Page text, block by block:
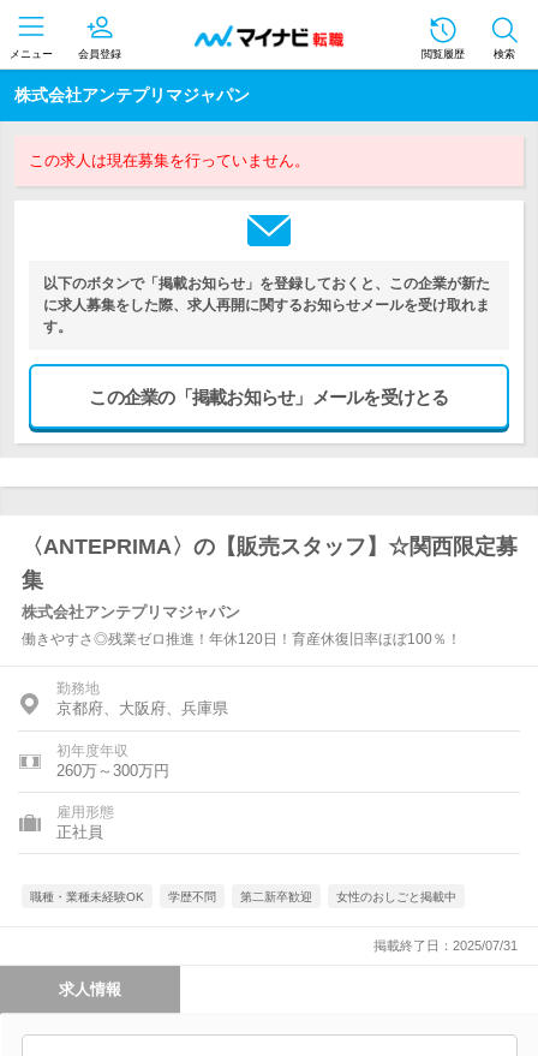
メニュー 会員登録 閲覧履歴 検索
株式会社アンテプリマジャパン
この求人は現在募集を行っていません。
以下のボタンで「掲載お知らせ」を登録しておくと、この企業が新た
に求人募集をした際、求人再開に関するお知らせメールを受け取れま
す。
この企業の「掲載お知らせ」メールを受けとる
〈ANTEPRIMA〉の【販売スタッフ】☆関西限定募
集
株式会社アンテプリマジャパン
働きやすさ◎残業ゼロ推進！年休120日！育産休復旧率ほぼ100％！
勤務地
京都府、大阪府、兵庫県
初年度年収
260万～300万円
雇用形態
正社員
職種・業種未経験OK 学歴不問 第二新卒歓迎 女性のおしごと掲載中
掲載終了日：2025/07/31
求人情報